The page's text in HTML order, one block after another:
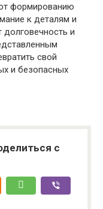
формированию
к деталям и
долговечность и
свой
и безопасных
с